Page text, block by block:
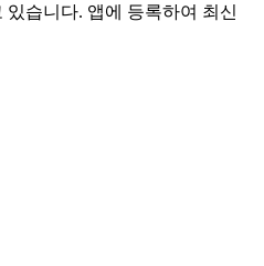
습니다. 앱에 등록하여 최신